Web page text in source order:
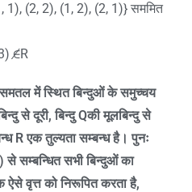
1), (2, 2), (1, 2), (2, 1)} सममित
∉R
समतल में स्थित बिन्दुओं के समुच्चय
से दूरी,बिन्दुQकी मूलबिन्दु से
Rएक तुल्यता सम्बन्ध है। पुनः
से सम्बन्धित सभी बिन्दुओं का
वृत्त को निरूपित करता है,